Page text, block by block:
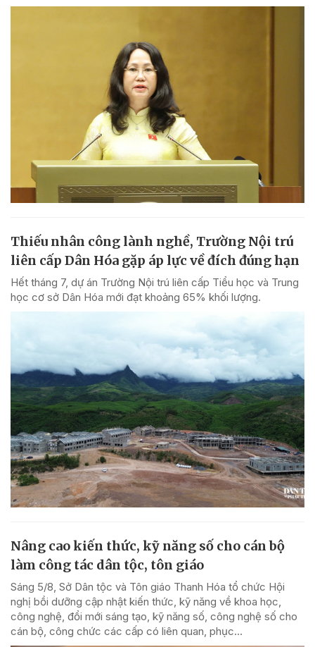
Thiếu nhân công lành nghề, Trường Nội trú
liên cấp Dân Hóa gặp áp lực về đích đúng hạn
Hết tháng 7, dự án Trường Nội trú liên cấp Tiểu học và Trung
học cơ sở Dân Hóa mới đạt khoảng 65% khối lượng.
Nâng cao kiến thức, kỹ năng số cho cán bộ
làm công tác dân tộc, tôn giáo
Sáng 5/8, Sở Dân tộc và Tôn giáo Thanh Hóa tổ chức Hội
nghị bồi dưỡng cập nhật kiến thức, kỹ năng về khoa học,
công nghệ, đổi mới sáng tạo, kỹ năng số, công nghệ số cho
cán bộ, công chức các cấp có liên quan, phục...